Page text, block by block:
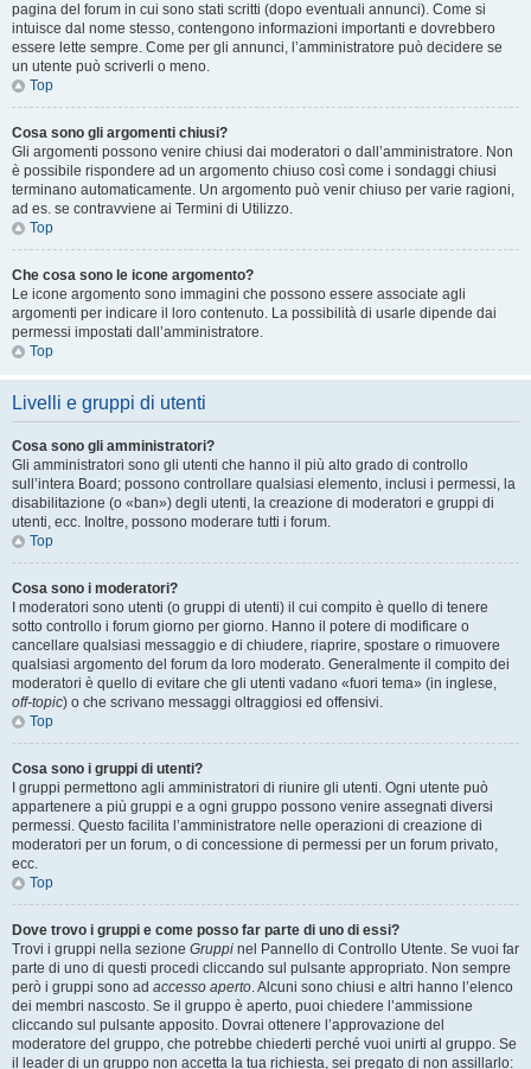
pagina del forum in cui sono stati scritti (dopo eventuali annunci). Come si
intuisce dal nome stesso, contengono informazioni importanti e dovrebbero
essere lette sempre. Come per gli annunci, l’amministratore può decidere se
un utente può scriverli o meno.
Top
Cosa sono gli argomenti chiusi?
Gli argomenti possono venire chiusi dai moderatori o dall’amministratore. Non
è possibile rispondere ad un argomento chiuso così come i sondaggi chiusi
terminano automaticamente. Un argomento può venir chiuso per varie ragioni,
ad es. se contravviene ai Termini di Utilizzo.
Top
Che cosa sono le icone argomento?
Le icone argomento sono immagini che possono essere associate agli
argomenti per indicare il loro contenuto. La possibilità di usarle dipende dai
permessi impostati dall’amministratore.
Top
Livelli e gruppi di utenti
Cosa sono gli amministratori?
Gli amministratori sono gli utenti che hanno il più alto grado di controllo
sull’intera Board; possono controllare qualsiasi elemento, inclusi i permessi, la
disabilitazione (o «ban») degli utenti, la creazione di moderatori e gruppi di
utenti, ecc. Inoltre, possono moderare tutti i forum.
Top
Cosa sono i moderatori?
I moderatori sono utenti (o gruppi di utenti) il cui compito è quello di tenere
sotto controllo i forum giorno per giorno. Hanno il potere di modificare o
cancellare qualsiasi messaggio e di chiudere, riaprire, spostare o rimuovere
qualsiasi argomento del forum da loro moderato. Generalmente il compito dei
moderatori è quello di evitare che gli utenti vadano «fuori tema» (in inglese,
off-topic) o che scrivano messaggi oltraggiosi ed offensivi.
Top
Cosa sono i gruppi di utenti?
I gruppi permettono agli amministratori di riunire gli utenti. Ogni utente può
appartenere a più gruppi e a ogni gruppo possono venire assegnati diversi
permessi. Questo facilita l’amministratore nelle operazioni di creazione di
moderatori per un forum, o di concessione di permessi per un forum privato,
ecc.
Top
Dove trovo i gruppi e come posso far parte di uno di essi?
Trovi i gruppi nella sezione Gruppi nel Pannello di Controllo Utente. Se vuoi far
parte di uno di questi procedi cliccando sul pulsante appropriato. Non sempre
però i gruppi sono ad accesso aperto. Alcuni sono chiusi e altri hanno l’elenco
dei membri nascosto. Se il gruppo è aperto, puoi chiedere l’ammissione
cliccando sul pulsante apposito. Dovrai ottenere l’approvazione del
moderatore del gruppo, che potrebbe chiederti perché vuoi unirti al gruppo. Se
il leader di un gruppo non accetta la tua richiesta, sei pregato di non assillarlo: